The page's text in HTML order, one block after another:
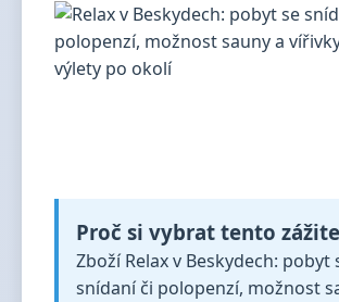
Proč si vybrat tento
Zboží Relax v Beskydech: pobyt
snídaní či polopenzí, možnost